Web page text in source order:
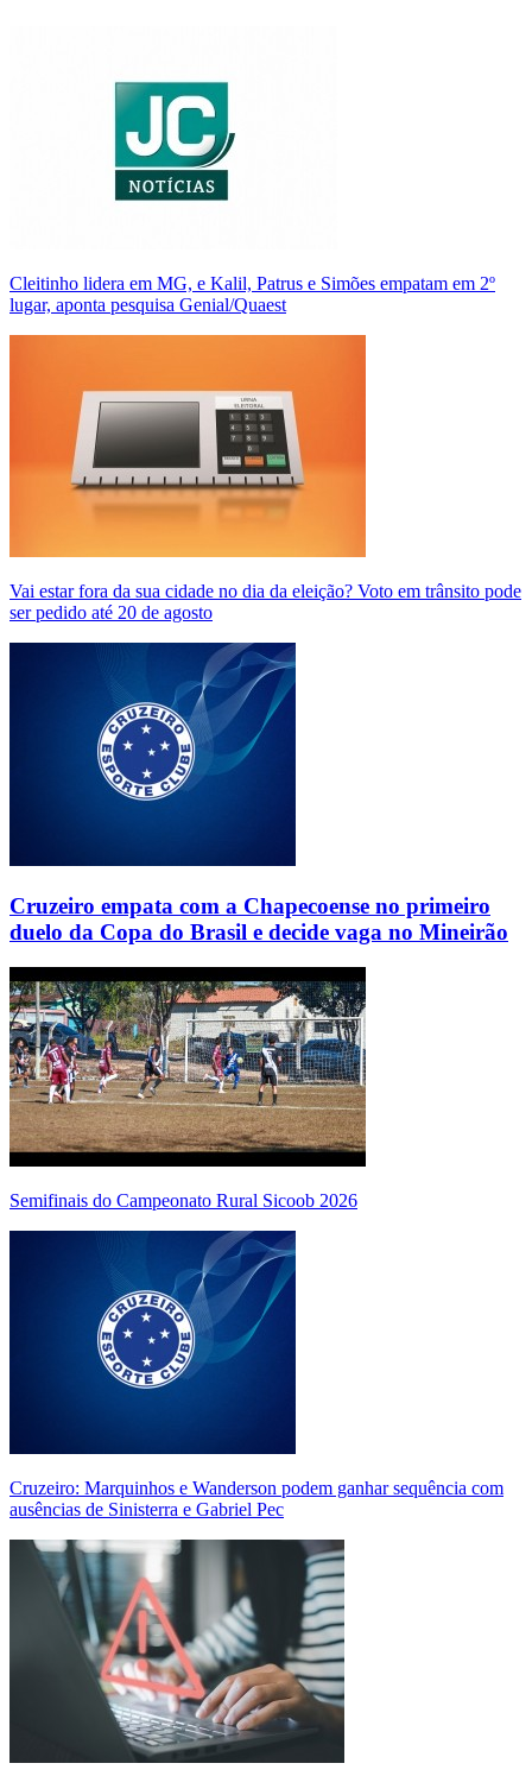
Cleitinho lidera em MG, e Kalil, Patrus e Simões empatam em 2º
lugar, aponta pesquisa Genial/Quaest
Vai estar fora da sua cidade no dia da eleição? Voto em trânsito pode
ser pedido até 20 de agosto
Cruzeiro empata com a Chapecoense no primeiro
duelo da Copa do Brasil e decide vaga no Mineirão
Semifinais do Campeonato Rural Sicoob 2026
Cruzeiro: Marquinhos e Wanderson podem ganhar sequência com
ausências de Sinisterra e Gabriel Pec